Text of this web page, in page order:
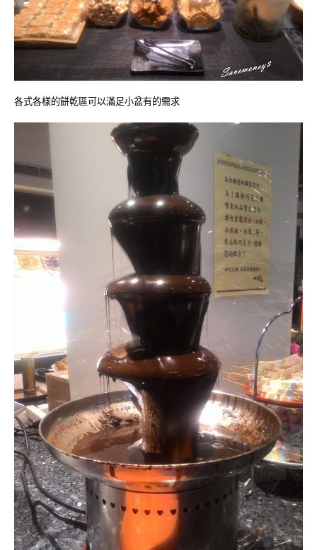
各式各樣的餅乾區可以滿足小盆有的需求